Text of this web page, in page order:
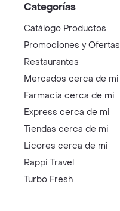
Categorías
Catálogo Productos
Promociones y Ofertas
Restaurantes
Mercados cerca de mi
Farmacia cerca de mi
Express cerca de mi
Tiendas cerca de mi
Licores cerca de mi
Rappi Travel
Turbo Fresh